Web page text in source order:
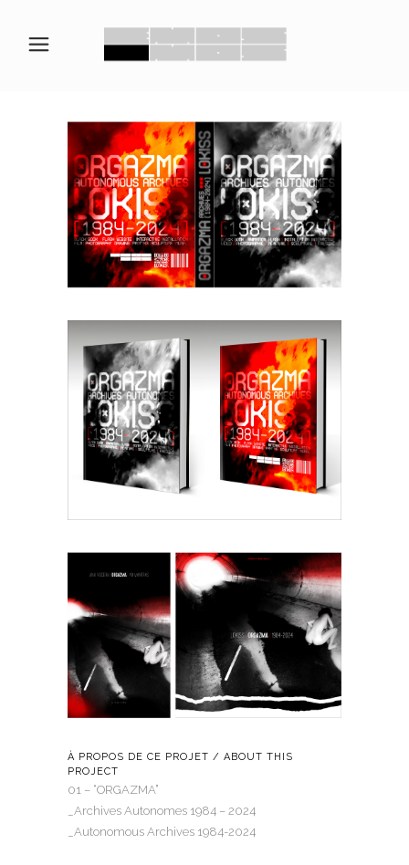
À PROPOS DE CE PROJET / ABOUT THIS
PROJECT
01 – “ORGAZMA”
_Archives Autonomes 1984 – 2024
_Autonomous Archives 1984-2024